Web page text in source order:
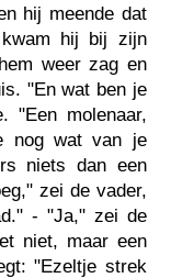
hij meende dat
kwam hij bij zijn
weer zag en
"En wat ben je
"Een molenaar,
nog wat van je
niets dan een
zei de vader,
- "Ja," zei de
niet, maar een
"Ezeltje strek